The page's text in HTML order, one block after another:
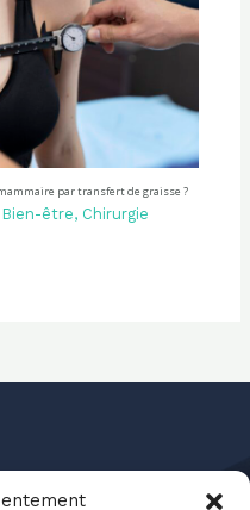
par transfert de graisse ?
Bien-être, Chirurgie